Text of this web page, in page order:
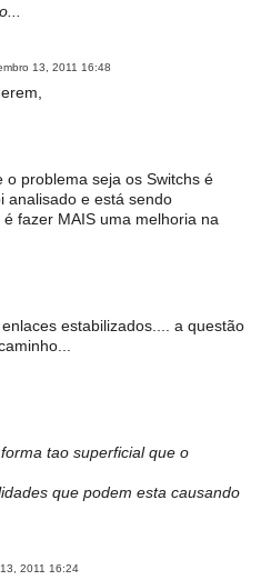
13, 2011 16:48
o problema seja os Switchs é
analisado e está sendo
fazer MAIS uma melhoria na
estabilizados.... a questão
tao superficial que o
que podem esta causando
2011 16:24